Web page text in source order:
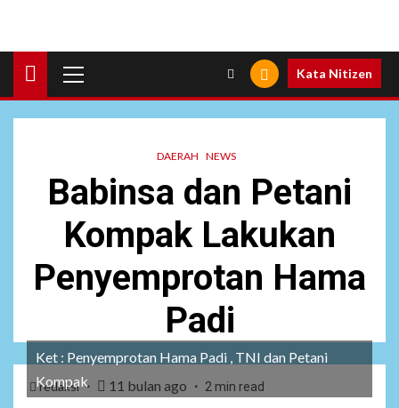
Menu
Kata Nitizen
DAERAH NEWS
Babinsa dan Petani
Kompak Lakukan
Penyemprotan Hama
Padi
redaksi 11 bulan ago 2 min read
Ket : Penyemprotan Hama Padi , TNI dan Petani
Kompak